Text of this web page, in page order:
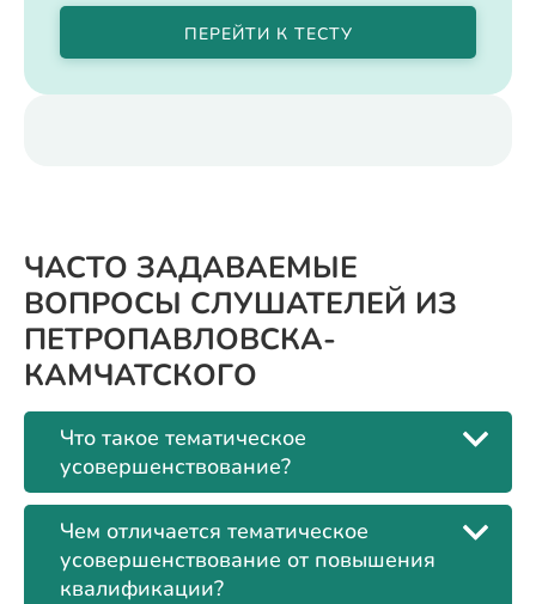
ПЕРЕЙТИ К ТЕСТУ
ЧАСТО ЗАДАВАЕМЫЕ
ВОПРОСЫ СЛУШАТЕЛЕЙ ИЗ
ПЕТРОПАВЛОВСКА-
КАМЧАТСКОГО
Что такое тематическое
усовершенствование?
Чем отличается тематическое
усовершенствование от повышения
квалификации?